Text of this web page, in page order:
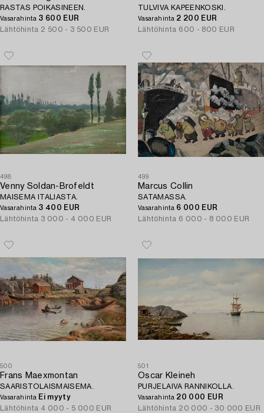
RASTAS POIKASINEEN.
Vasarahinta 3 600 EUR
Lähtöhinta 2 500 - 3 500 EUR
TULVIVA KAPEENKOSKI.
Vasarahinta 2 200 EUR
Lähtöhinta 600 - 800 EUR
498
Venny Soldan-Brofeldt
MAISEMA ITALIASTA.
Vasarahinta 3 400 EUR
Lähtöhinta 3 000 - 4 000 EUR
499
Marcus Collin
SATAMASSA.
Vasarahinta 6 000 EUR
Lähtöhinta 6 000 - 8 000 EUR
500
Frans Maexmontan
SAARISTOLAISMAISEMA.
Vasarahinta Ei myyty
Lähtöhinta 4 000 - 5 000 EUR
501
Oscar Kleineh
PURJELAIVA RANNIKOLLA.
Vasarahinta 20 000 EUR
Lähtöhinta 20 000 - 30 000 EUR